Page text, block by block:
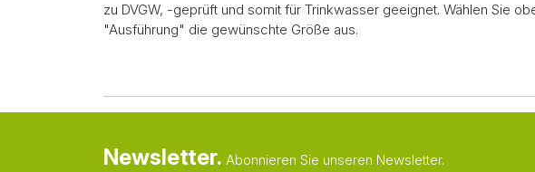
zu DVGW, -geprüft und somit für Trinkwasser geeignet. Wählen Sie
"Ausführung" die gewünschte Größe aus.
Newsletter. Abonnieren Sie unseren Newsletter.